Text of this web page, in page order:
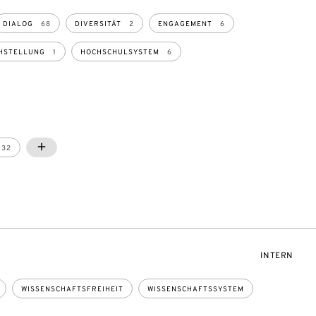
DIALOG 68 DIVERSITÄT 2 ENGAGEMENT 6
1 HOCHSCHULSYSTEM 6
32
PRESSEMITTEILUNG
86
STELLUNGNAHME
25
SHOW MORE
SHOW LESS
WISSENSCHAFTSFREIHEIT WISSENSCHAFTSSYSTEM
INTERN